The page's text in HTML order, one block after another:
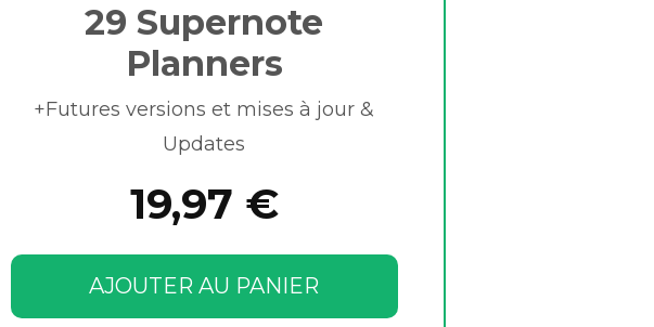
29 Supernote
Planners
+Futures versions et mises à jour &
Updates
19,97 €
AJOUTER AU PANIER